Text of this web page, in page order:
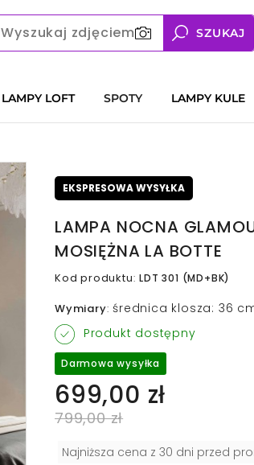
Wyszukaj zdjęciem SZUKAJ
LAMPY LOFT SPOTY LAMPY KULE
EKSPRESOWA WYSYŁKA
LAMPA NOCNA
MOSIĘŻNA LA BOTTE
Kod produktu:LDT 301 (MD+BK)
Wymiary: średnica klosza: 36
Produkt dostępny
Darmowa wysyłka
699,00 zł
799,00 zł
Najniższa cena z 30 dni przed